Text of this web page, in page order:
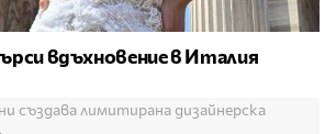
вдъхновение в Италия